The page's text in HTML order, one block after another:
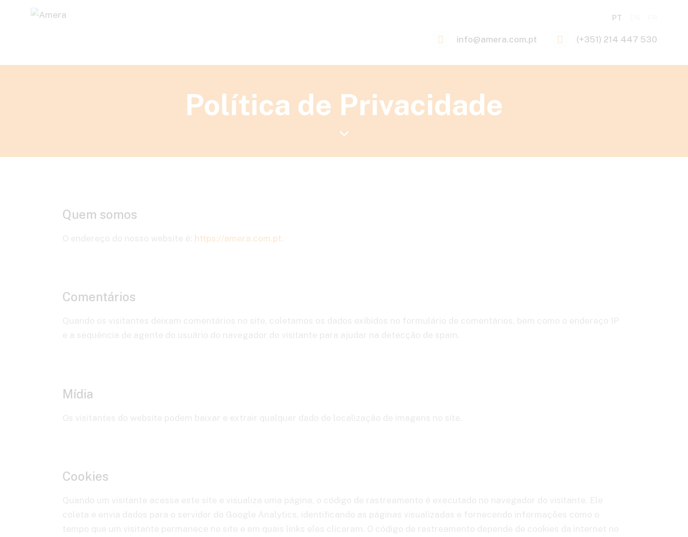
PT
info@amera.com.pt (+351) 214 447 530
Política de Privacidade
Quem somos
O endereço do nosso website é: https://amera.com.pt.
Comentários
Quando os visitantes deixam comentários no site, coletamos os dados exibidos no formulário de comentários, bem como o endereço IP
e a sequência de agente do usuário do navegador do visitante para ajudar na detecção de spam.
Mídia
Os visitantes do website podem baixar e extrair qualquer dado de localização de imagens no site.
Cookies
Quando um visitante acessa este site e visualiza uma página, o código de rastreamento é executado no navegador do visitante. Ele
coleta e envia dados para o servidor do Google Analytics, identificando as páginas visualizadas e fornecendo informações como o
tempo que um visitante permanece no site e em quais links eles clicaram. O código de rastreamento depende de cookies da internet no